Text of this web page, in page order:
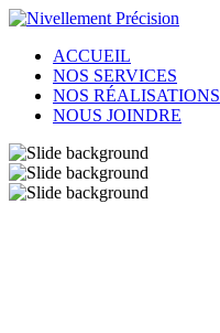
ACCUEIL
NOS SERVICES
NOS RÉALISATIONS
NOUS JOINDRE